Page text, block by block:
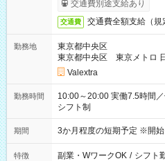
交通費別途支給あり
交通費 交通費全額支給（規
勤務地
東京都中央区
東京都中央区 東京メトロ
Valextra
勤務時間
10:00～20:00 実働7.5時間／休憩1.5時間 営業時間に合わせた
シフト制
期間 3か月程度の短期予定 ※開
特徴 副業・WワークOK / シフト